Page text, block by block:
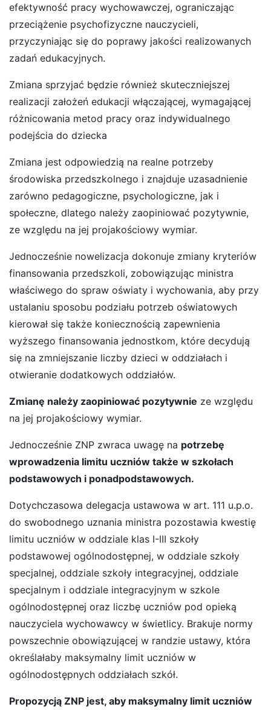
efektywność pracy wychowawczej, ograniczając
przeciążenie psychofizyczne nauczycieli,
przyczyniając się do poprawy jakości realizowanych
zadań edukacyjnych.
Zmiana sprzyjać będzie również skuteczniejszej
realizacji założeń edukacji włączającej, wymagającej
różnicowania metod pracy oraz indywidualnego
podejścia do dziecka
Zmiana jest odpowiedzią na realne potrzeby
środowiska przedszkolnego i znajduje uzasadnienie
zarówno pedagogiczne, psychologiczne, jak i
społeczne, dlatego należy zaopiniować pozytywnie,
ze względu na jej projakościowy wymiar.
Jednocześnie nowelizacja dokonuje zmiany kryteriów
finansowania przedszkoli, zobowiązując ministra
właściwego do spraw oświaty i wychowania, aby przy
ustalaniu sposobu podziału potrzeb oświatowych
kierował się także koniecznością zapewnienia
wyższego finansowania jednostkom, które decydują
się na zmniejszanie liczby dzieci w oddziałach i
otwieranie dodatkowych oddziałów.
Zmianę należy zaopiniować pozytywnie ze względu
na jej projakościowy wymiar.
Jednocześnie ZNP zwraca uwagę na potrzebę
wprowadzenia limitu uczniów także w szkołach
podstawowych i ponadpodstawowych.
Dotychczasowa delegacja ustawowa w art. 111 u.p.o.
do swobodnego uznania ministra pozostawia kwestię
limitu uczniów w oddziale klas I-III szkoły
podstawowej ogólnodostępnej, w oddziale szkoły
specjalnej, oddziale szkoły integracyjnej, oddziale
specjalnym i oddziale integracyjnym w szkole
ogólnodostępnej oraz liczbę uczniów pod opieką
nauczyciela wychowawcy w świetlicy. Brakuje normy
powszechnie obowiązującej w randzie ustawy, która
określałaby maksymalny limit uczniów w
ogólnodostępnych oddziałach szkół.
Propozycją ZNP jest, aby maksymalny limit uczniów